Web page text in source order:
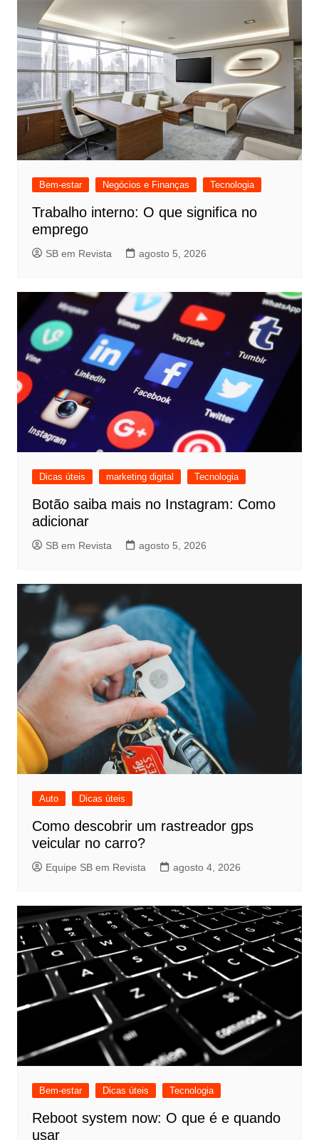
Bem-estar Negócios e Finanças Tecnologia
Trabalho interno: O que significa no
emprego
SB em Revista agosto 5, 2026
Dicas úteis marketing digital Tecnologia
Botão saiba mais no Instagram: Como
adicionar
SB em Revista agosto 5, 2026
Auto Dicas úteis
Como descobrir um rastreador gps
veicular no carro?
Equipe SB em Revista agosto 4, 2026
Bem-estar Dicas úteis Tecnologia
Reboot system now: O que é e quando
usar